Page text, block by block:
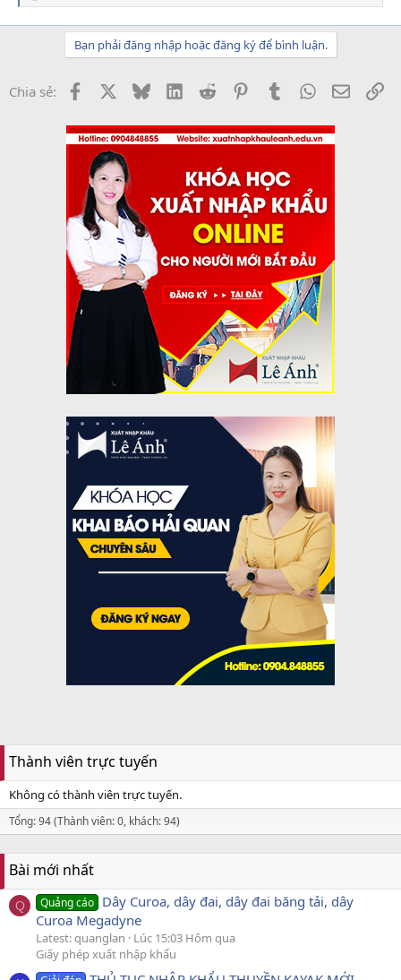
a
o
n
Bạn phải đăng nhập hoặc đăng ký để bình luận.
Chia sẻ: Facebook BlueskyLinkedInReddit PinterestTumblrWhatsApp
Email
Thành viên trực tuyến
Không có thành viên trực tuyến.
Tổng: 94 (Thành viên: 0, khách: 94)
Bài mới nhất
Q Quảng cáo Dây Curoa, dây đai, dây đai băng tải, dây
Curoa Megadyne
Latest: quanglan
Lúc 15:03 Hôm qua
Giấy phép xuất nhập khẩu